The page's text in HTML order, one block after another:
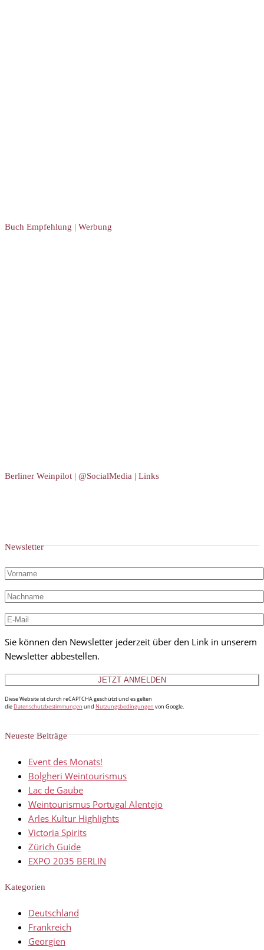
Buch Empfehlung | Werbung
Berliner Weinpilot | @SocialMedia | Links
Newsletter
Sie können den Newsletter jederzeit über den Link in unserem
Newsletter abbestellen.
Diese Website ist durch reCAPTCHA geschützt und es gelten
die Datenschutzbestimmungen und Nutzungsbedingungen von Google.
Neueste Beiträge
Event des Monats!
Bolgheri Weintourismus
Lac de Gaube
Weintourismus Portugal Alentejo
Arles Kultur Highlights
Victoria Spirits
Zürich Guide
EXPO 2035 BERLIN
Kategorien
Deutschland
Frankreich
Georgien